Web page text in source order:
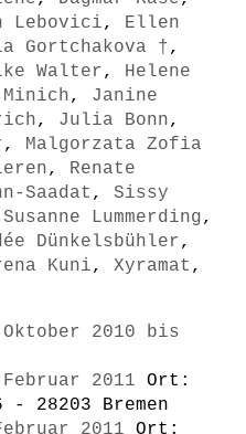
Lebovici, Ellen
Gortchakova †,
Walter, Helene
, Janine
, Julia Bonn,
, Malgorzata Zofia
, Renate
Saadat , Sissy
Susanne Lummerding,
Dünkelsbühler,
Kuni, Xyramat ,
Oktober 2010 bis
2011 Ort:
28203 Bremen
2011 Ort: